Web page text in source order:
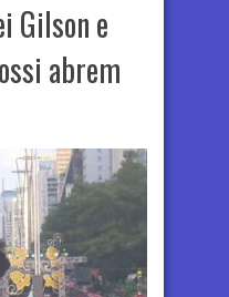
Gilson e
abrem